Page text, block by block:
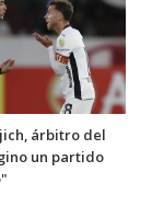
árbitro del
un partido